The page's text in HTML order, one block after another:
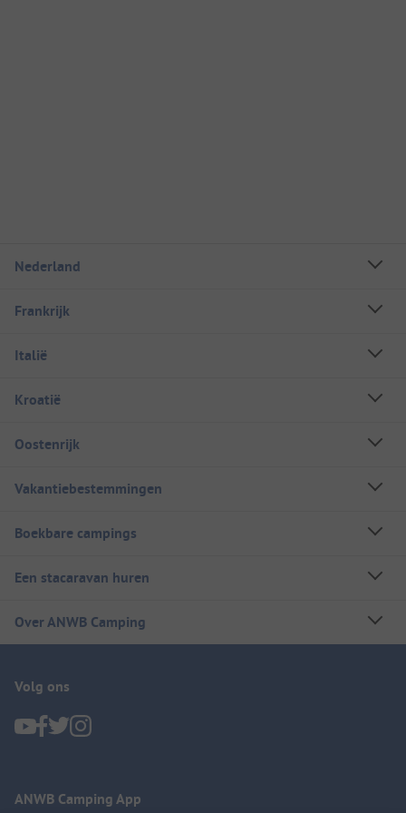
Nederland
Frankrijk
Italië
Kroatië
Oostenrijk
Vakantiebestemmingen
Boekbare campings
Een stacaravan huren
Over ANWB Camping
Volg ons
ANWB Camping App